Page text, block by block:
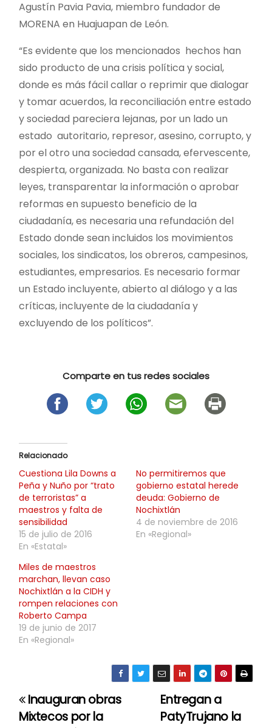
Agustín Pavia Pavia, miembro fundador de
MORENA en Huajuapan de León.
“Es evidente que los mencionados hechos han
sido producto de una crisis política y social,
donde es más fácil callar o reprimir que dialogar
y tomar acuerdos, la reconciliación entre estado
y sociedad pareciera lejanas, por un lado un
estado autoritario, represor, asesino, corrupto, y
por el otro una sociedad cansada, efervescente,
despierta, organizada. No basta con realizar
leyes, transparentar la información o aprobar
reformas en supuesto beneficio de la
ciudadanía, es necesaria una refundación del
Estado donde sean incluidos los movimientos
sociales, los sindicatos, los obreros, campesinos,
estudiantes, empresarios. Es necesario formar
un Estado incluyente, abierto al diálogo y a las
críticas, incluyente de la ciudadanía y
excluyendo de los políticos”.
Comparte en tus redes sociales
Relacionado
Cuestiona Lila Downs a
Peña y Nuño por “trato
de terroristas” a
maestros y falta de
sensibilidad
15 de julio de 2016
En «Estatal»
No permitiremos que
gobierno estatal herede
deuda: Gobierno de
Nochixtlán
4 de noviembre de 2016
En «Regional»
Miles de maestros
marchan, llevan caso
Nochixtlán a la CIDH y
rompen relaciones con
Roberto Campa
19 de junio de 2017
En «Regional»
N
Entregan a
PatyTrujano la
Inauguran obras
Mixtecos por la